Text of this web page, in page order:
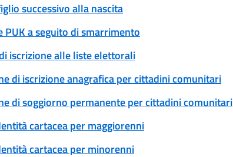
successivo alla nascita
PUK a seguito di smarrimento
iscrizione alle liste elettorali
di iscrizione anagrafica per cittadini comunitari
di soggiorno permanente per cittadini comunitari
cartacea per maggiorenni
cartacea per minorenni